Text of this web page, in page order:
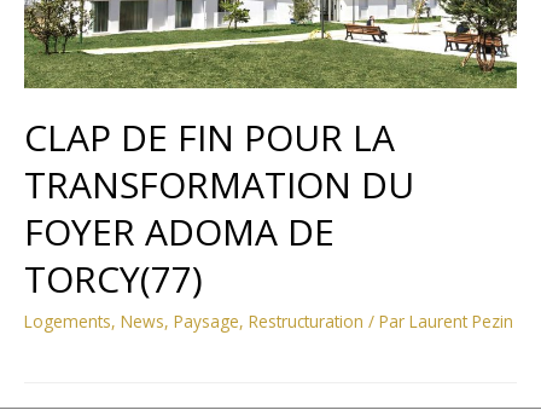
CLAP DE FIN POUR LA
TRANSFORMATION DU
FOYER ADOMA DE
TORCY(77)
Logements, News, Paysage, Restructuration / Par Laurent Pezin